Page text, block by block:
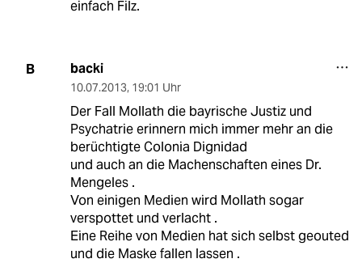
einfach Filz.
B backi
10.07.2013, 19:01 Uhr
Der Fall Mollath die bayrische Justiz und
Psychatrie erinnern mich immer mehr an die
berüchtigte Colonia Dignidad
und auch an die Machenschaften eines Dr.
Mengeles .
Von einigen Medien wird Mollath sogar
verspottet und verlacht .
Eine Reihe von Medien hat sich selbst geouted
und die Maske fallen lassen .